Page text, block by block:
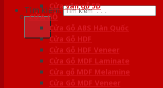
Tìm kiếm:Cửa vân gỗ 5D
CỬA GỖ
Cửa Gỗ ABS Hàn Quốc
Cửa Gỗ HDF
Cửa Gỗ HDF Veneer
Cửa Gỗ MDF Laminate
Cửa gỗ MDF Melamine
Cửa Gỗ MDF Veneer